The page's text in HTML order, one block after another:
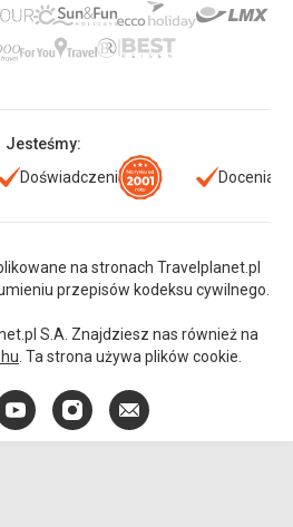
Jesteśmy:
Doświadczeni Doceniani
na stronach Travelplanet.pl
przepisów kodeksu cywilnego.
S.A. Znajdziesz nas również na
. Ta strona używa plików cookie.
YouTubeInstagram
E-
mail